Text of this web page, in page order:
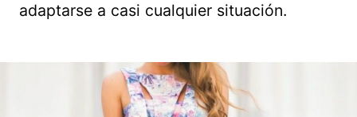
adaptarse a casi cualquier situación.